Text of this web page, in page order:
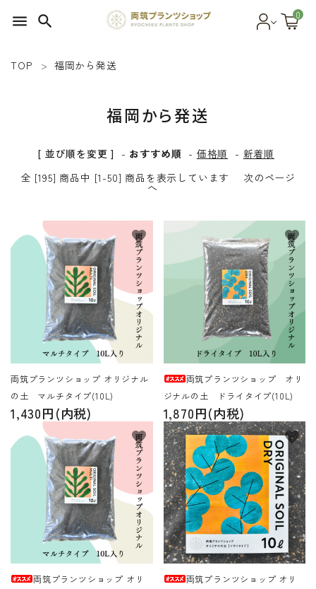
menu search 0
SEED 植物のタネ
PLANT 植物
OTHER 雑貨
FOOD 食品
BLOG ブログ
INFORMATIOM
ご利用ガイド
プライバシーポリシー
特定商取引法について
お問い合わせ
ACCOUNT MENU
ようこそ ゲスト 様
ログイン person 新規会員登
TOP 福岡から発送
福岡から発送
[ 並び順を変更 ] - おすすめ順 - 価格順 - 新着順
全 [195] 商品中 [1-50] 商品を表示しています
次のページ
へ
両筑プランツショップ オリジナル
の土 マルチタイプ(10L)
1,430円(内税)
favorite
両筑プランツショップ オリ
ジナルの土 ドライタイプ(10L)
1,870円(内税)
favorite
両筑プランツショップ オリ
favorite
両筑プランツショップ オリ
favorite